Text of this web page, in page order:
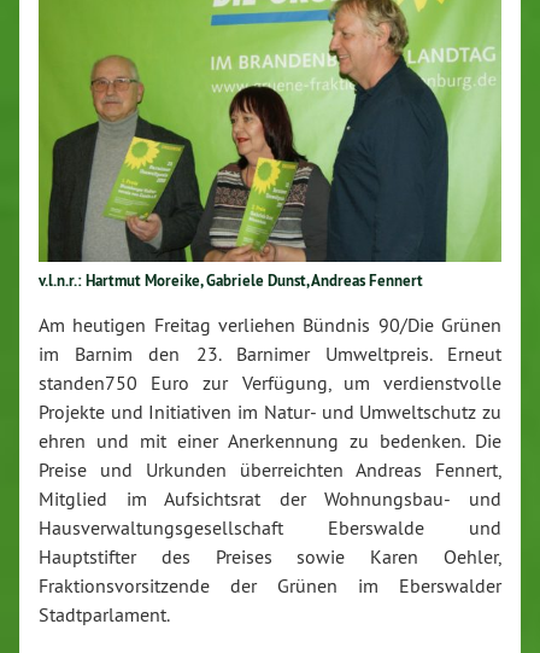
v.l.n.r.: Hartmut Moreike, Gabriele Dunst, Andreas Fennert
Am heutigen Freitag verliehen Bündnis 90/Die Grünen
im Barnim den 23. Barnimer Umweltpreis. Erneut
standen750 Euro zur Verfügung, um verdienstvolle
Projekte und Initiativen im Natur- und Umweltschutz zu
ehren und mit einer Anerkennung zu bedenken. Die
Preise und Urkunden überreichten Andreas Fennert,
Mitglied im Aufsichtsrat der Wohnungsbau- und
Hausverwaltungsgesellschaft Eberswalde und
Hauptstifter des Preises sowie Karen Oehler,
Fraktionsvorsitzende der Grünen im Eberswalder
Stadtparlament.